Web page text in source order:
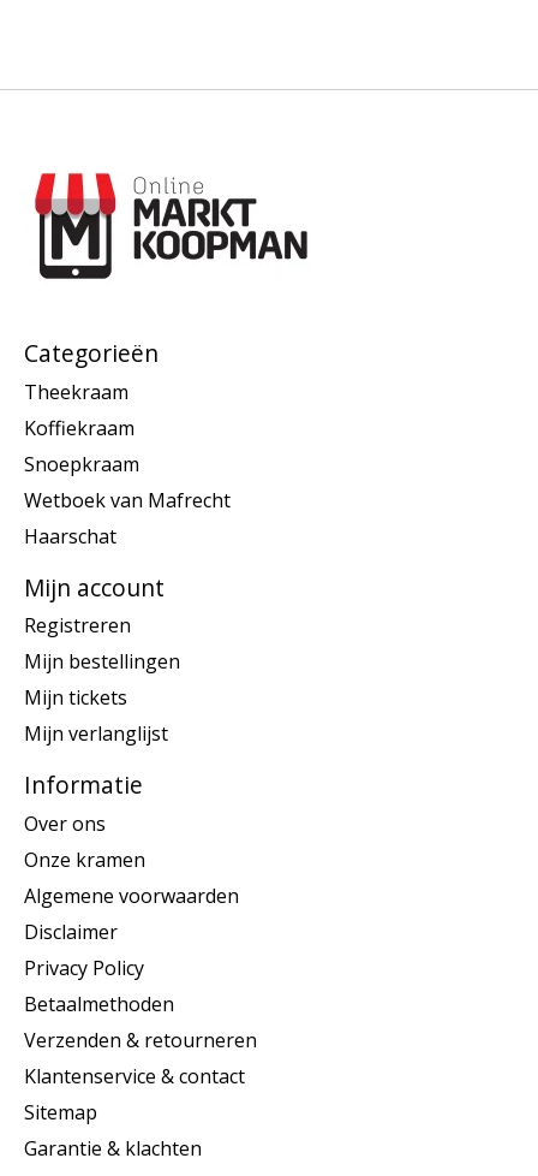
Categorieën
Theekraam
Koffiekraam
Snoepkraam
Wetboek van Mafrecht
Haarschat
Mijn account
Registreren
Mijn bestellingen
Mijn tickets
Mijn verlanglijst
Informatie
Over ons
Onze kramen
Algemene voorwaarden
Disclaimer
Privacy Policy
Betaalmethoden
Verzenden & retourneren
Klantenservice & contact
Sitemap
Garantie & klachten